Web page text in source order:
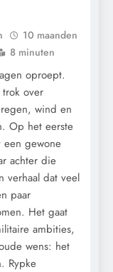
10 maanden
8 minuten
oproept.
over
wind en
Op het eerste
gewone
achter die
verhaal dat veel
paar
Het gaat
ambities,
wens: het
Rypke